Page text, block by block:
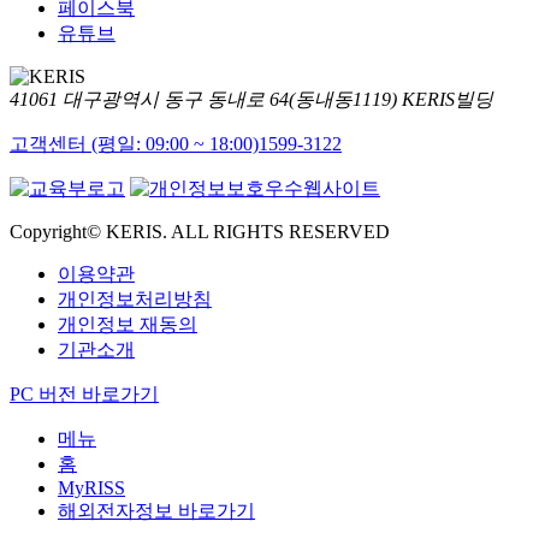
페이스북
유튜브
41061 대구광역시 동구 동내로 64(동내동1119) KERIS빌딩
고객센터 (평일: 09:00 ~ 18:00)1599-3122
Copyright© KERIS. ALL RIGHTS RESERVED
이용약관
개인정보처리방침
개인정보 재동의
기관소개
PC 버전 바로가기
메뉴
홈
MyRISS
해외전자정보 바로가기